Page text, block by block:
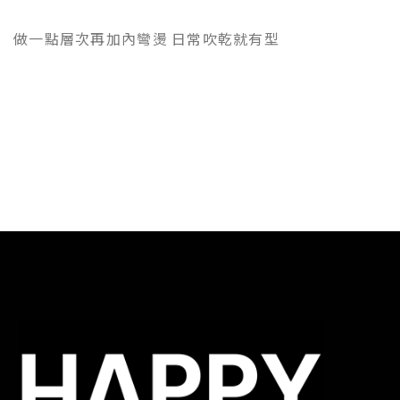
做一點層次再加內彎燙 日常吹乾就有型